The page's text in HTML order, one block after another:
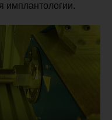
имплантологии.